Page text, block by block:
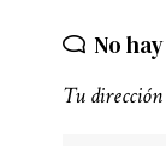
No
Tu